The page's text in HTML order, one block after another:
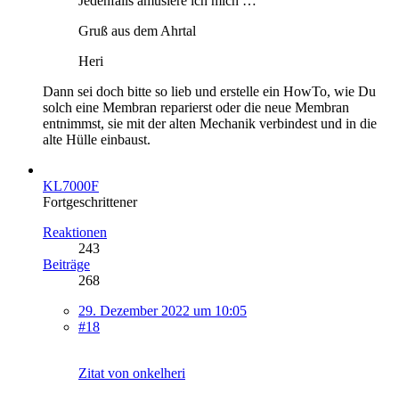
Gruß aus dem Ahrtal
Heri
Dann sei doch bitte so lieb und erstelle ein HowTo, wie Du
solch eine Membran reparierst oder die neue Membran
entnimmst, sie mit der alten Mechanik verbindest und in die
alte Hülle einbaust.
KL7000F
Fortgeschrittener
Reaktionen
243
Beiträge
268
29. Dezember 2022 um 10:05
#18
Zitat von onkelheri